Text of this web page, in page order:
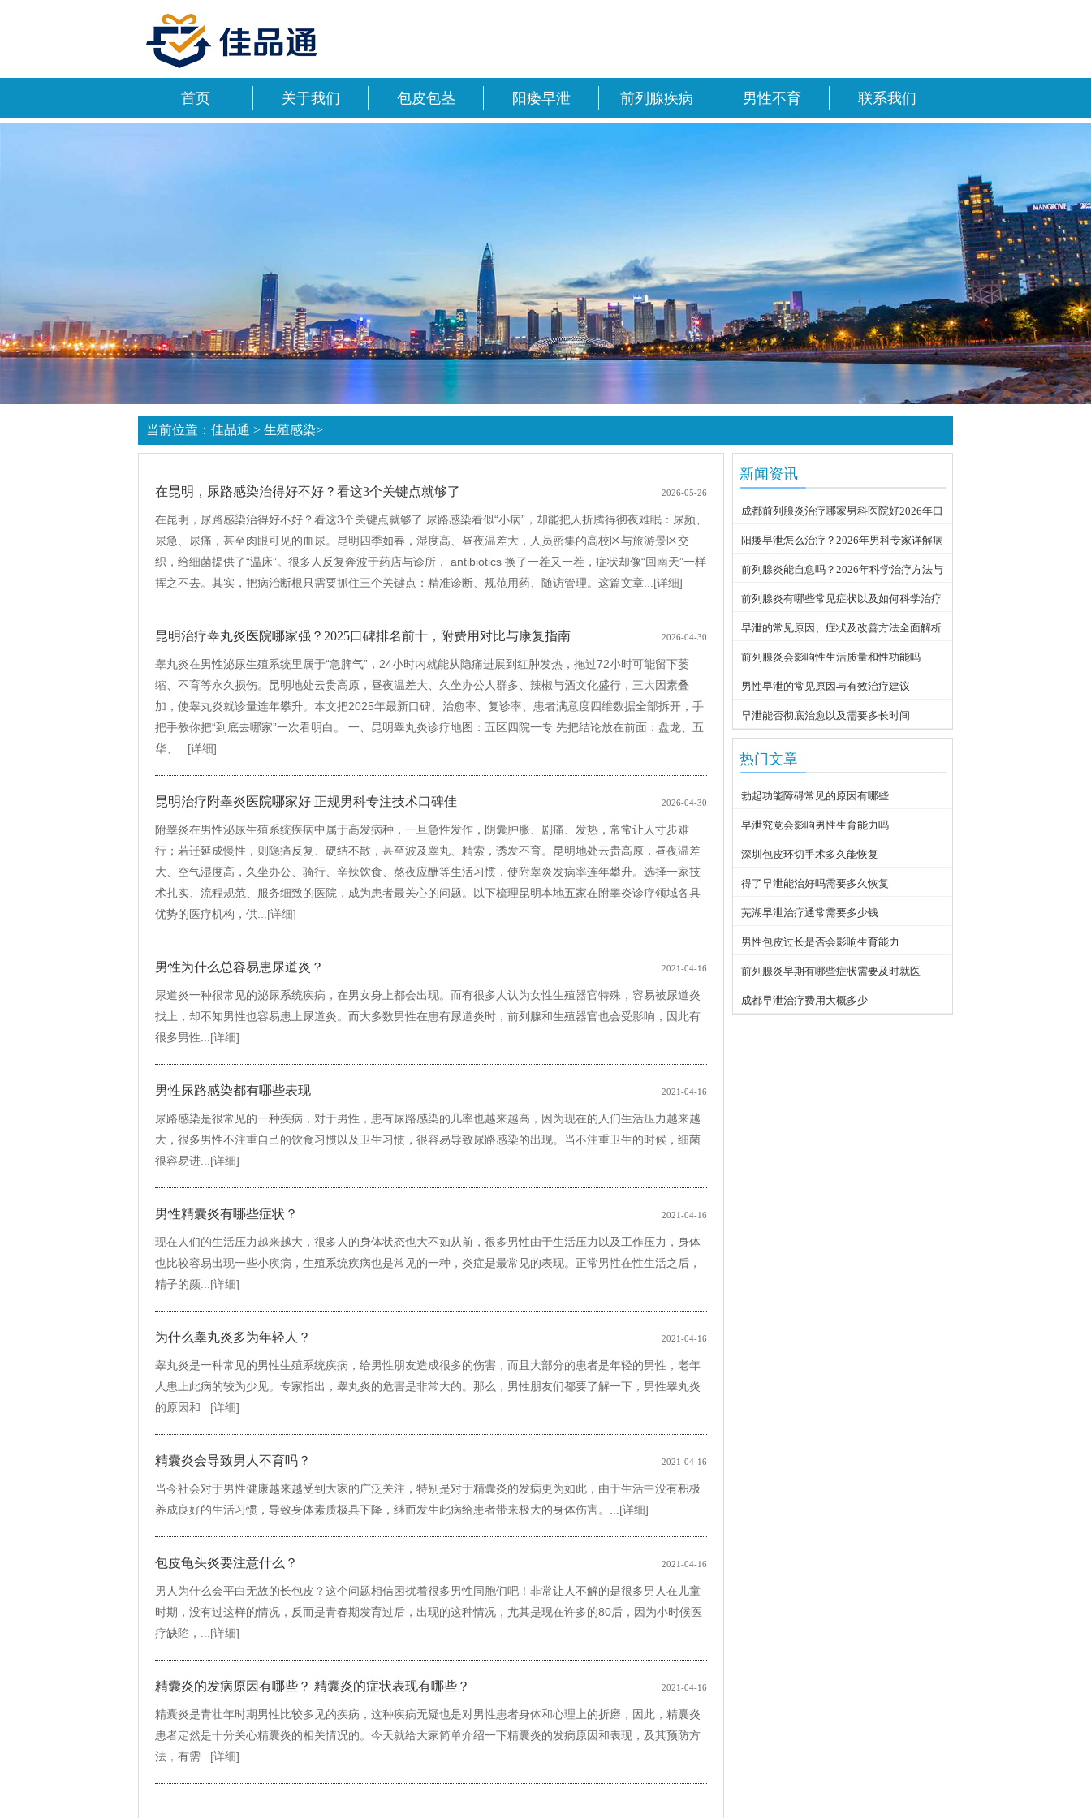
首页 关于我们 包皮包茎 阳痿早泄 前列腺疾病 男性不育 联系我们
当前位置： 佳品通 > 生殖感染>
在昆明，尿路感染治得好不好？看这3个关键点就够了 2026-05-26
在昆明，尿路感染治得好不好？看这3个关键点就够了 尿路感染看似“小病”，却能把人折腾得彻夜难眠：尿频、
尿急、尿痛，甚至肉眼可见的血尿。昆明四季如春，湿度高、昼夜温差大，人员密集的高校区与旅游景区交
织，给细菌提供了“温床”。很多人反复奔波于药店与诊所， antibiotics 换了一茬又一茬，症状却像“回南天”一样
挥之不去。其实，把病治断根只需要抓住三个关键点：精准诊断、规范用药、随访管理。这篇文章... [详细]
昆明治疗睾丸炎医院哪家强？2025口碑排名前十，附费用对比与康复指南 2026-04-30
睾丸炎在男性泌尿生殖系统里属于“急脾气”，24小时内就能从隐痛进展到红肿发热，拖过72小时可能留下萎
缩、不育等永久损伤。昆明地处云贵高原，昼夜温差大、久坐办公人群多、辣椒与酒文化盛行，三大因素叠
加，使睾丸炎就诊量连年攀升。本文把2025年最新口碑、治愈率、复诊率、患者满意度四维数据全部拆开，手
把手教你把“到底去哪家”一次看明白。 一、昆明睾丸炎诊疗地图：五区四院一专 先把结论放在前面：盘龙、五
华、... [详细]
昆明治疗附睾炎医院哪家好 正规男科专注技术口碑佳 2026-04-30
附睾炎在男性泌尿生殖系统疾病中属于高发病种，一旦急性发作，阴囊肿胀、剧痛、发热，常常让人寸步难
行；若迁延成慢性，则隐痛反复、硬结不散，甚至波及睾丸、精索，诱发不育。昆明地处云贵高原，昼夜温差
大、空气湿度高，久坐办公、骑行、辛辣饮食、熬夜应酬等生活习惯，使附睾炎发病率连年攀升。选择一家技
术扎实、流程规范、服务细致的医院，成为患者最关心的问题。以下梳理昆明本地五家在附睾炎诊疗领域各具
优势的医疗机构，供... [详细]
男性为什么总容易患尿道炎？ 2021-04-16
尿道炎一种很常见的泌尿系统疾病，在男女身上都会出现。而有很多人认为女性生殖器官特殊，容易被尿道炎
找上，却不知男性也容易患上尿道炎。而大多数男性在患有尿道炎时，前列腺和生殖器官也会受影响，因此有
很多男性... [详细]
男性尿路感染都有哪些表现 2021-04-16
尿路感染是很常见的一种疾病，对于男性，患有尿路感染的几率也越来越高，因为现在的人们生活压力越来越
大，很多男性不注重自己的饮食习惯以及卫生习惯，很容易导致尿路感染的出现。当不注重卫生的时候，细菌
很容易进... [详细]
男性精囊炎有哪些症状？ 2021-04-16
现在人们的生活压力越来越大，很多人的身体状态也大不如从前，很多男性由于生活压力以及工作压力，身体
也比较容易出现一些小疾病，生殖系统疾病也是常见的一种，炎症是最常见的表现。正常男性在性生活之后，
精子的颜... [详细]
为什么睾丸炎多为年轻人？ 2021-04-16
睾丸炎是一种常见的男性生殖系统疾病，给男性朋友造成很多的伤害，而且大部分的患者是年轻的男性，老年
人患上此病的较为少见。专家指出，睾丸炎的危害是非常大的。那么，男性朋友们都要了解一下，男性睾丸炎
的原因和... [详细]
精囊炎会导致男人不育吗？ 2021-04-16
当今社会对于男性健康越来越受到大家的广泛关注，特别是对于精囊炎的发病更为如此，由于生活中没有积极
养成良好的生活习惯，导致身体素质极具下降，继而发生此病给患者带来极大的身体伤害。... [详细]
包皮龟头炎要注意什么？ 2021-04-16
男人为什么会平白无故的长包皮？这个问题相信困扰着很多男性同胞们吧！非常让人不解的是很多男人在儿童
时期，没有过这样的情况，反而是青春期发育过后，出现的这种情况，尤其是现在许多的80后，因为小时候医
疗缺陷，... [详细]
精囊炎的发病原因有哪些？ 精囊炎的症状表现有哪些？ 2021-04-16
精囊炎是青壮年时期男性比较多见的疾病，这种疾病无疑也是对男性患者身体和心理上的折磨，因此，精囊炎
患者定然是十分关心精囊炎的相关情况的。今天就给大家简单介绍一下精囊炎的发病原因和表现，及其预防方
法，有需... [详细]
新闻资讯
成都前列腺炎治疗哪家男科医院好2026年口
碑推荐
阳痿早泄怎么治疗？2026年男科专家详解病
因与科学用药方案
前列腺炎能自愈吗？2026年科学治疗方法与
日常护理指南
前列腺炎有哪些常见症状以及如何科学治疗
早泄的常见原因、症状及改善方法全面解析
前列腺炎会影响性生活质量和性功能吗
男性早泄的常见原因与有效治疗建议
早泄能否彻底治愈以及需要多长时间
热门文章
勃起功能障碍常见的原因有哪些
早泄究竟会影响男性生育能力吗
深圳包皮环切手术多久能恢复
得了早泄能治好吗需要多久恢复
芜湖早泄治疗通常需要多少钱
男性包皮过长是否会影响生育能力
前列腺炎早期有哪些症状需要及时就医
成都早泄治疗费用大概多少